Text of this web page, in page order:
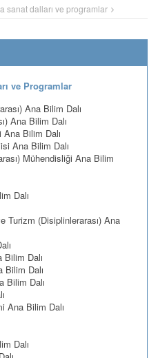
sanat dalları ve programlar
ve Programlar
Ana Bilim Dalı
Ana Bilim Dalı
Bilim Dalı
Ana Bilim Dalı
Mühendisliği Ana Bilim
Dalı
Turizm (Disiplinlerarası) Ana
Dalı
Dalı
Bilim Dalı
Ana Bilim Dalı
Dalı